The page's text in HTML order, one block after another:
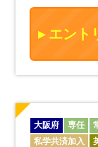
エント
大阪府 専任
私学共済加入